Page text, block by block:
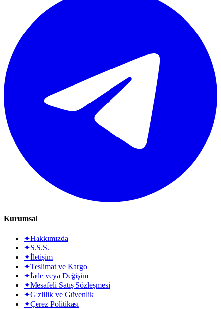
Kurumsal
✦Hakkımızda
✦S.S.S.
✦İletişim
✦Teslimat ve Kargo
✦İade veya Değişim
✦Mesafeli Satış Sözleşmesi
✦Gizlilik ve Güvenlik
✦Çerez Politikası